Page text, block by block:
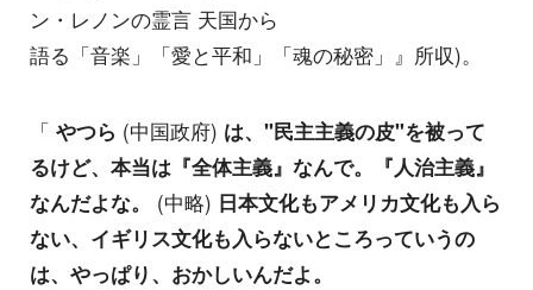
ン・レノンの霊言 天国から
語る「音楽」「愛と平和」「魂の秘密」』所収)。
「 やつら (中国政府) は、"民主主義の皮"を被って
るけど、本当は『全体主義』なんで。『人治主義』
なんだよな。
(中略) 日本文化もアメリカ文化も入ら
ない、イギリス文化も入らないところっていうの
は、やっぱり、おかしいんだよ。